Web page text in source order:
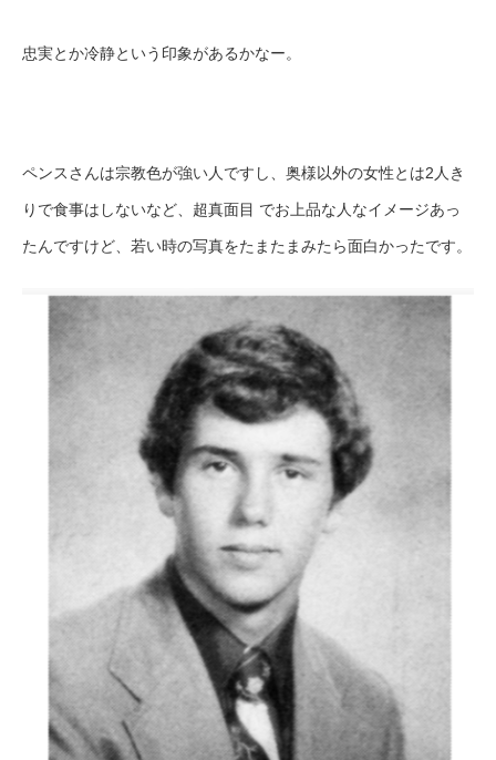
忠実とか冷静という印象があるかなー。
ペンスさんは宗教色が強い人ですし、奥様以外の女性とは2人き
りで食事はしないなど、超真面目 でお上品な人なイメージあっ
たんですけど、若い時の写真をたまたまみたら面白かったです。